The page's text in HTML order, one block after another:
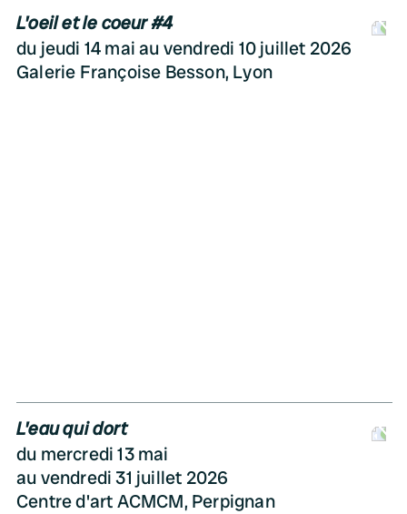
L'oeil et le coeur #4
du jeudi 14 mai au vendredi 10 juillet 2026
Galerie Françoise Besson, Lyon
L'eau qui dort
du mercredi 13 mai
au vendredi 31 juillet 2026
Centre d'art ACMCM, Perpignan